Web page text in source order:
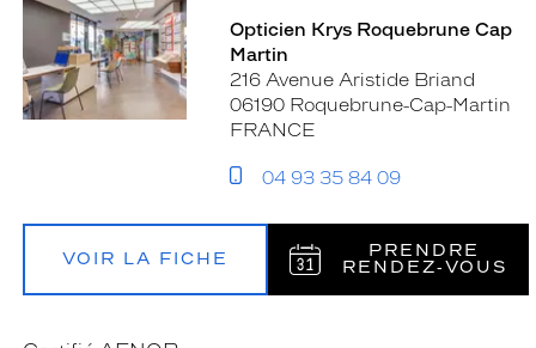
Opticien Krys Roquebrune Cap
Martin
216 Avenue Aristide Briand
06190 Roquebrune-Cap-Martin
FRANCE
04 93 35 84 09
VOIR LA FICHE
PRENDRE
RENDEZ‑VOUS